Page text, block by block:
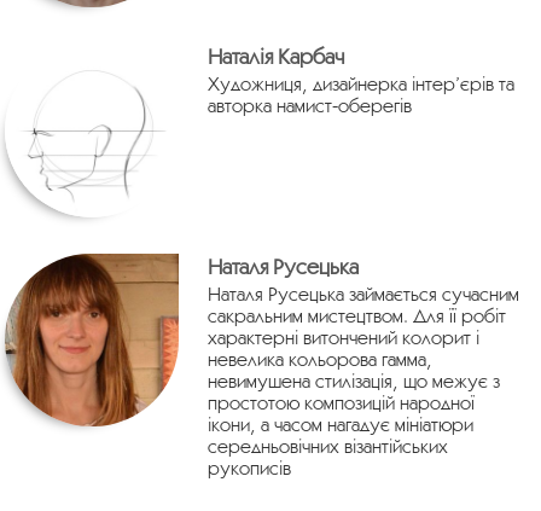
Наталія Карбач
Художниця, дизайнерка інтер’єрів та
авторка намист-оберегів
Наталя Русецька
Наталя Русецька займається сучасним
сакральним мистецтвом. Для її робіт
характерні витончений колорит і
невелика кольорова гамма,
невимушена стилізація, що межує з
простотою композицій народної
ікони, а часом нагадує мініатюри
середньовічних візантійських
рукописів